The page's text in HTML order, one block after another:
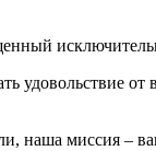
удовольствие
наша миссия –